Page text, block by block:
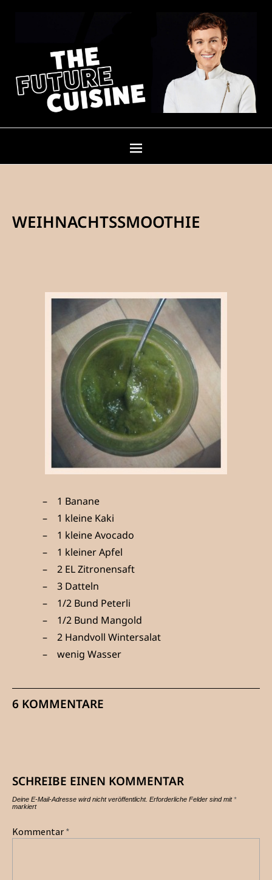
WEIHNACHTSSMOOTHIE
1 Banane
1 kleine Kaki
1 kleine Avocado
1 kleiner Apfel
2 EL Zitronensaft
3 Datteln
1/2 Bund Peterli
1/2 Bund Mangold
2 Handvoll Wintersalat
wenig Wasser
6 KOMMENTARE
SCHREIBE EINEN KOMMENTAR
Deine E-Mail-Adresse wird nicht veröffentlicht. Erforderliche Felder sind mit*
markiert
Kommentar *